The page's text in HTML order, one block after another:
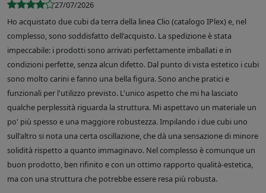
27/07/2026
Ho acquistato due cubi da terra della linea Clio (catalogo IPlex) e, nel
complesso, sono soddisfatto dell'acquisto. La spedizione è stata
impeccabile: i prodotti sono arrivati perfettamente imballati e in
condizioni perfette, senza alcun difetto. Dal punto di vista estetico i cubi
sono molto carini e fanno una bella figura. Sono anche pratici e
funzionali per l'utilizzo previsto. L'unico aspetto che mi ha lasciato
qualche perplessità riguarda la struttura. Mi aspettavo un materiale un
po' più spesso e una maggiore robustezza. Impilando i due cubi uno
sull'altro si nota una certa oscillazione, che dà una sensazione di minore
solidità rispetto a quanto immaginavo. Nel complesso è comunque un
buon prodotto, ben rifinito e con un ottimo rapporto qualità-estetica,
ma con una struttura che potrebbe essere resa più robusta.